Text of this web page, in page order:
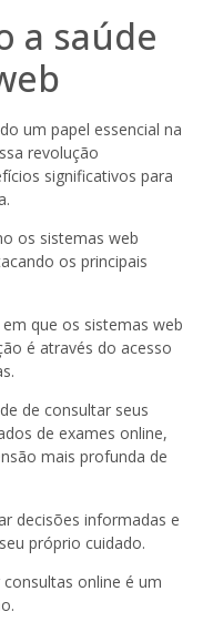
a saúde
um papel essencial na
revolução
significativos para
os sistemas web
os principais
que os sistemas web
é através do acesso
de consultar seus
de exames online,
mais profunda de
decisões informadas e
próprio cuidado.
online é um